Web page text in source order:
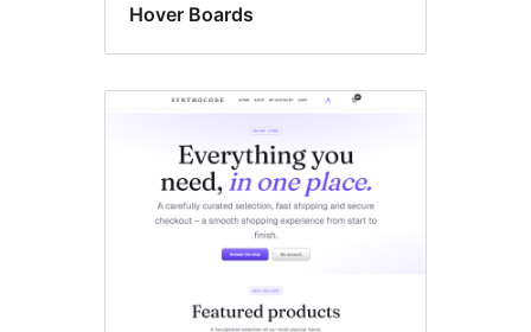
Hover Boards